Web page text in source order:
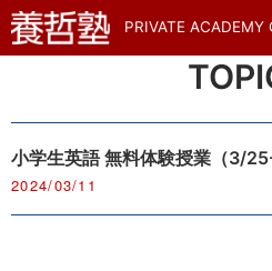
PRIVATE ACADEMY
小学生英語 無料体験授業（3/
2024/03/11